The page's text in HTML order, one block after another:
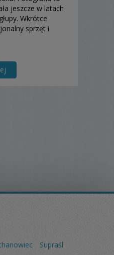
jeszcze w latach
Wkrótce
sprzęt i
Supraśl